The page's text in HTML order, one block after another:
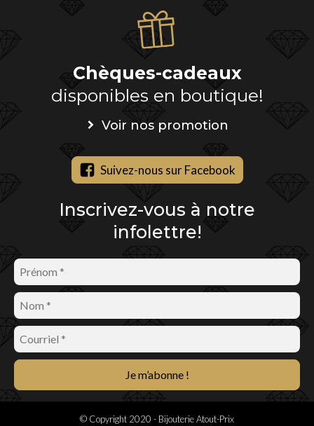
Chèques-cadeaux
disponibles en boutique!
Voir nos promotion
Suivez-nous sur Facebook
Inscrivez-vous à notre
infolettre!
© Copyright 2020 - Bijouterie Atout-Prix